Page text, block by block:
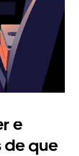
e
de que